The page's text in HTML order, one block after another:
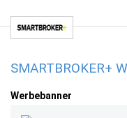
SMARTBROKER+
Werbebanner